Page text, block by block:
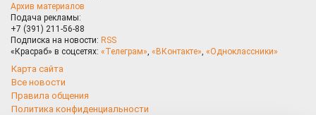
Архив материалов
Подача рекламы:
+7 (391) 211-56-88
Подписка на новости: RSS
«Красраб» в соцсетях: «Телеграм», «ВКонтакте», «Одноклассники»
Карта сайта
Все новости
Правила общения
Политика конфиденциальности